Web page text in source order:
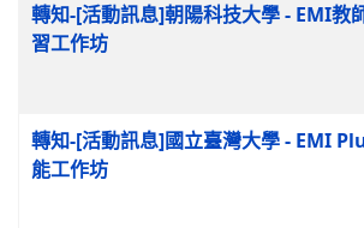
轉知-[活動訊息]朝陽科技大學 - EMI教
習工作坊
轉知-[活動訊息]國立臺灣大學 - EMI
能工作坊